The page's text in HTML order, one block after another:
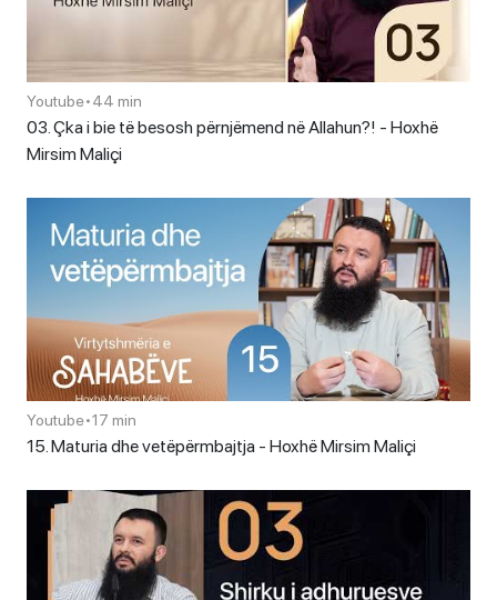
Youtube•44 min
03. Çka i bie të besosh përnjëmend në Allahun?! - Hoxhë
Mirsim Maliçi
Youtube•17 min
15. Maturia dhe vetëpërmbajtja - Hoxhë Mirsim Maliçi